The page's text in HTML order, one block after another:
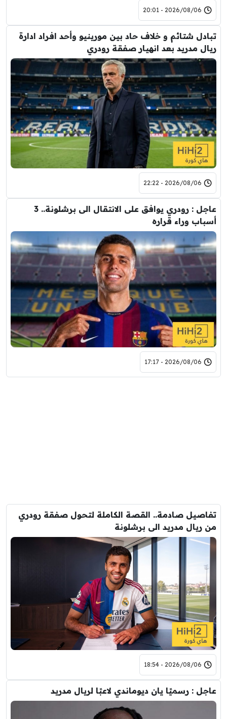
2026/08/06 - 20:01
تبادل شتائم و خلاف حاد بين مورينيو وأحد افراد ادارة
ريال مدريد بعد انهيار صفقة رودري
2026/08/06 - 22:22
عاجل : رودري يوافق على الانتقال الى برشلونة.. 3
أسباب وراء قراره
2026/08/06 - 17:17
تفاصيل صادمة.. القصة الكاملة لتحول صفقة رودري
من ريال مدريد الى برشلونة
2026/08/06 - 18:54
عاجل : رسميًا يان ديوماندي لاعبًا لريال مدريد